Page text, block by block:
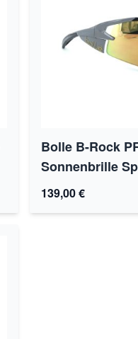
Bolle B-Rock
Sonnenbrille
139,00 €